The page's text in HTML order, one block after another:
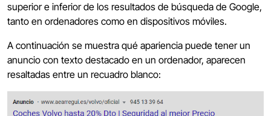
superior e inferior de los resultados de búsqueda de Google,
tanto en ordenadores como en dispositivos móviles.
A continuación se muestra qué apariencia puede tener un
anuncio con texto destacado en un ordenador, aparecen
resaltadas entre un recuadro blanco: